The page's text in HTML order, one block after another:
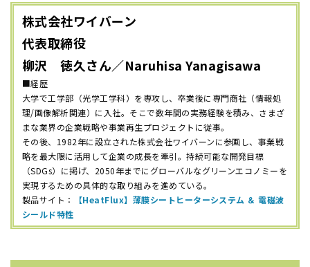
株式会社ワイバーン
代表取締役
柳沢 徳久さん／Naruhisa Yanagisawa
■経歴
大学で工学部（光学工学科）を専攻し、卒業後に専門商社（情報処
理/画像解析関連）に入社。そこで数年間の実務経験を積み、さまざ
まな業界の企業戦略や事業再生プロジェクトに従事。
その後、1982年に設立された株式会社ワイバーンに参画し、事業戦
略を最大限に活用して企業の成長を牽引。持続可能な開発目標
（SDGs）に掲げ、2050年までにグローバルなグリーンエコノミーを
実現するための具体的な取り組みを進めている。
製品サイト：
【HeatFlux】薄膜シートヒーターシステム ＆ 電磁波
シールド特性